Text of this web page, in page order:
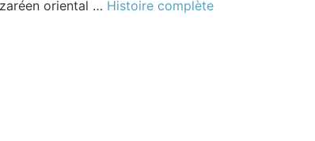
oriental … Histoire complète